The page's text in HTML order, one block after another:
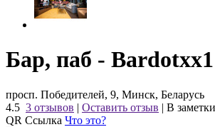
Бар, паб - Bardotxx1
просп. Победителей, 9, Минск, Беларусь
4.5 3 отзывов | Оставить отзыв | В заметки
QR Ссылка Что это?